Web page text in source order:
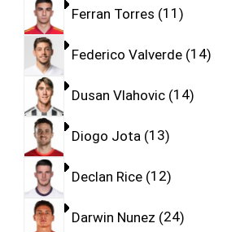
Ferran Torres 11
Federico Valverde 14
Dusan Vlahovic 14
Diogo Jota 13
Declan Rice 12
Darwin Nunez 24